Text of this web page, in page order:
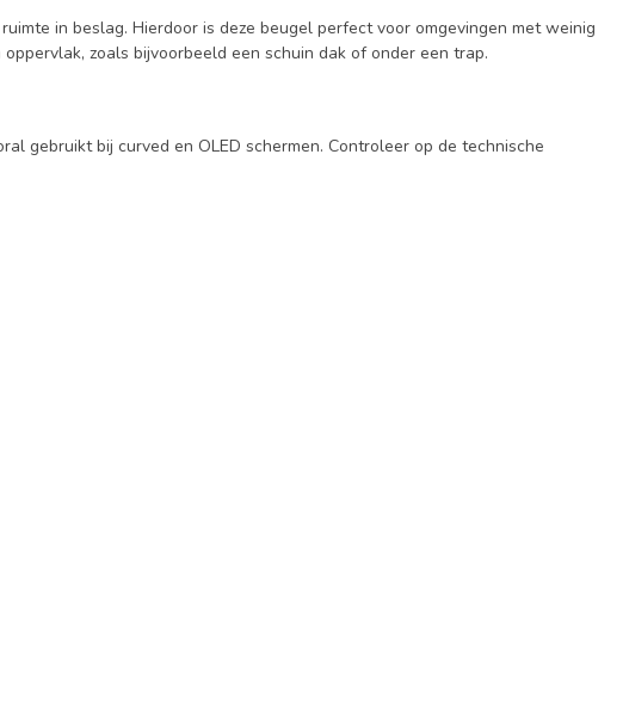
in beslag. Hierdoor is deze beugel perfect voor omgevingen met weinig
zoals bijvoorbeeld een schuin dak of onder een trap.
gebruikt bij curved en OLED schermen. Controleer op de technische